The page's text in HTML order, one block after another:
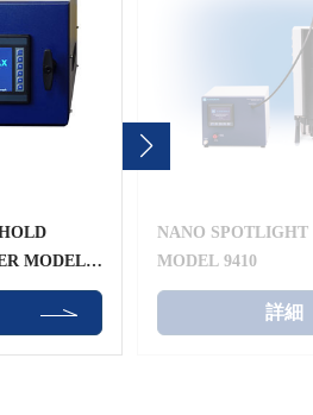
MODEL
NANO SPOTLIGHT
MODEL 9410
詳細